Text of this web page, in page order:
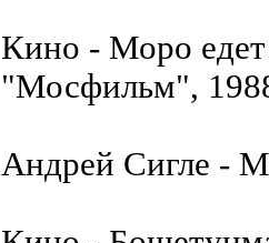
Кино - Моро
"Мосфильм",
Андрей Сигле -